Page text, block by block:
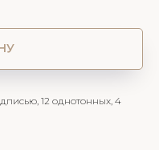
12 однотонных, 4